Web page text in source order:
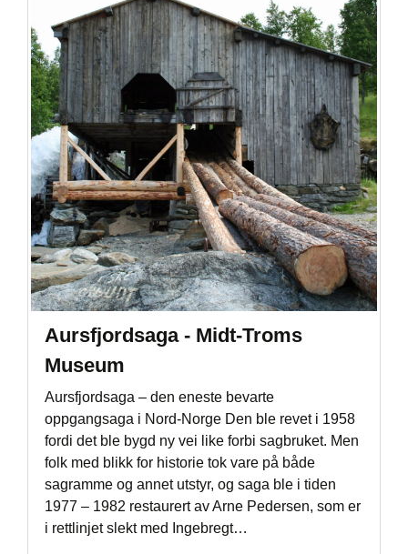
Aursfjordsaga - Midt-Troms
Museum
Aursfjordsaga – den eneste bevarte
oppgangsaga i Nord-Norge Den ble revet i 1958
fordi det ble bygd ny vei like forbi sagbruket. Men
folk med blikk for historie tok vare på både
sagramme og annet utstyr, og saga ble i tiden
1977 – 1982 restaurert av Arne Pedersen, som er
i rettlinjet slekt med Ingebregt…